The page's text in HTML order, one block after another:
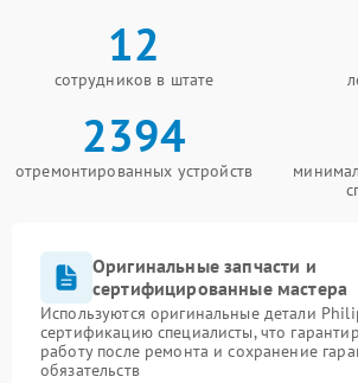
12
сотрудников в штате
2394
отремонтированных устройств
Оригинальные запчасти и
сертифицированные мастера
Используются оригинальные детали
сертификацию специалисты, что
работу после ремонта и сохранение
обязательств